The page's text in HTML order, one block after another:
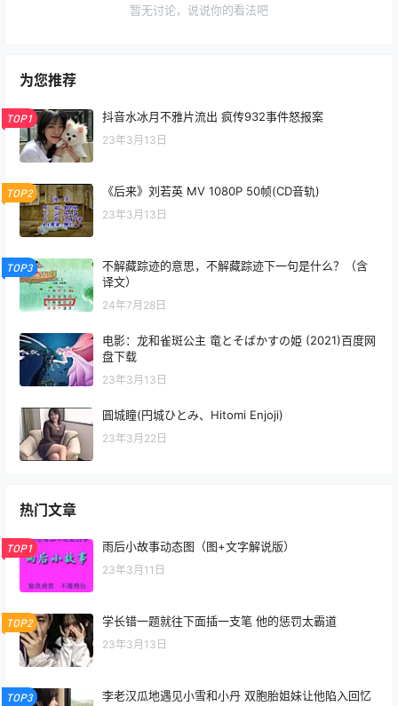
暂无讨论，说说你的看法吧
为您推荐
TOP1 抖音水冰月不雅片流出 疯传932事件怒报案
23年3月13日
TOP2 《后来》刘若英 MV 1080P 50帧(CD音轨)
23年3月13日
TOP3
不解藏踪迹的意思，不解藏踪迹下一句是什么？（含
译文）
24年7月28日
电影：龙和雀斑公主 竜とそばかすの姫 (2021)百度网
盘下载
23年3月13日
圓城瞳(円城ひとみ、Hitomi Enjoji)
23年3月22日
热门文章
TOP1 雨后小故事动态图（图+文字解说版）
23年3月11日
TOP2 学长错一题就往下面插一支笔 他的惩罚太霸道
23年3月13日
TOP3 李老汉瓜地遇见小雪和小丹 双胞胎姐妹让他陷入回忆